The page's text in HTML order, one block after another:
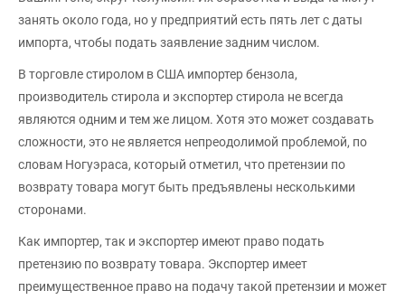
занять около года, но у предприятий есть пять лет с даты
импорта, чтобы подать заявление задним числом.
В торговле стиролом в США импортер бензола,
производитель стирола и экспортер стирола не всегда
являются одним и тем же лицом. Хотя это может создавать
сложности, это не является непреодолимой проблемой, по
словам Ногуэраса, который отметил, что претензии по
возврату товара могут быть предъявлены несколькими
сторонами.
Как импортер, так и экспортер имеют право подать
претензию по возврату товара. Экспортер имеет
преимущественное право на подачу такой претензии и может